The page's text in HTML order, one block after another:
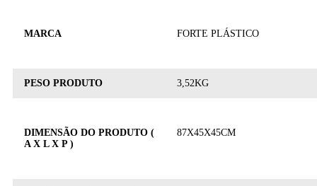
MARCA FORTE PLÁSTICO
PESO PRODUTO 3,52KG
DIMENSÃO DO PRODUTO (
A X L X P )
87X45X45CM